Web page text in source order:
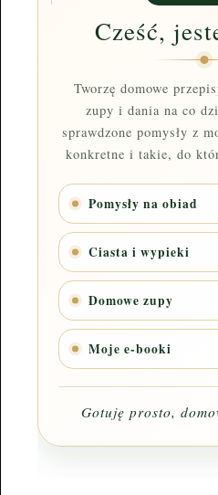
Cześć,
Tworzę domowe
zupy i dania na co
sprawdzone pomysły z
konkretne i takie, do
Pomysły na obiad
Ciasta i wypieki
Domowe zupy
Moje e-booki
Gotuję prosto,